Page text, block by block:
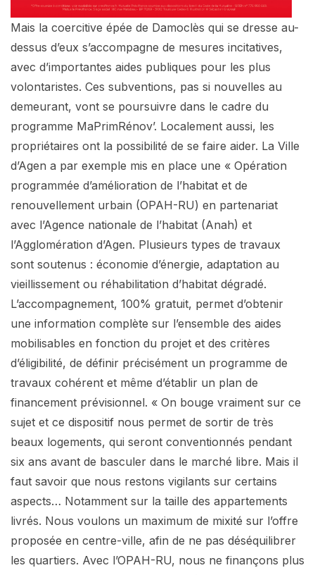
Mais la coercitive épée de Damoclès qui se dresse au-
dessus d’eux s’accompagne de mesures incitatives,
avec d’importantes aides publiques pour les plus
volontaristes. Ces subventions, pas si nouvelles au
demeurant, vont se poursuivre dans le cadre du
programme MaPrimRénov’. Localement aussi, les
propriétaires ont la possibilité de se faire aider. La Ville
d’Agen a par exemple mis en place une « Opération
programmée d’amélioration de l’habitat et de
renouvellement urbain (OPAH-RU) en partenariat
avec l’Agence nationale de l’habitat (Anah) et
l’Agglomération d’Agen. Plusieurs types de travaux
sont soutenus : économie d’énergie, adaptation au
vieillissement ou réhabilitation d’habitat dégradé.
L’accompagnement, 100% gratuit, permet d’obtenir
une information complète sur l’ensemble des aides
mobilisables en fonction du projet et des critères
d’éligibilité, de définir précisément un programme de
travaux cohérent et même d’établir un plan de
financement prévisionnel. « On bouge vraiment sur ce
sujet et ce dispositif nous permet de sortir de très
beaux logements, qui seront conventionnés pendant
six ans avant de basculer dans le marché libre. Mais il
faut savoir que nous restons vigilants sur certains
aspects… Notamment sur la taille des appartements
livrés. Nous voulons un maximum de mixité sur l’offre
proposée en centre-ville, afin de ne pas déséquilibrer
les quartiers. Avec l’OPAH-RU, nous ne finançons plus